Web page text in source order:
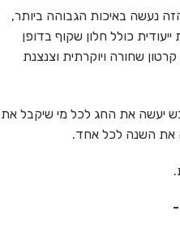
נעשה באיכות הגבוהה ביותר,
כולל חלון שקוף בדופן
שחורה ויוקרתית וצנצנת
יעשה את החג לכל מי שיקבל את
את השנה לכל אחד.